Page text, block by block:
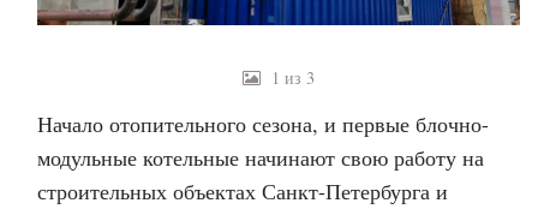
1 из 3
Начало отопительного сезона, и первые блочно-
модульные котельные начинают свою работу на
строительных объектах Санкт-Петербурга и